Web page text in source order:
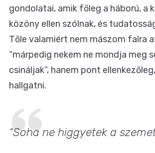
gondolatai, amik főleg a háború, a
közöny ellen szólnak, és
Tőle valamiért nem mászom falra
“márpedig nekem ne mondja meg
csináljak”, hanem pont
hallgatni.
“Soha ne higgyetek a